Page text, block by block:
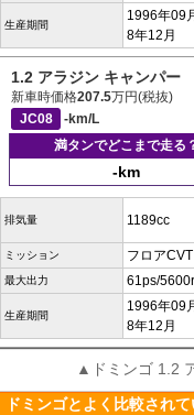
生産期間
1996年09
8年12月
1.2 アラジン キャンパー
新車時価格207.5万円(税抜)
JC08
-km/L
満タンでどこまで走る
-km
排気量 1189cc
ミッション フロアCVT
最大出力 61ps/
生産期間
1996年09
8年12月
▲ドミンゴ 1.2
ドミンゴとよく比較され